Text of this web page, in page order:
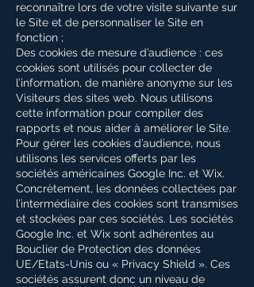
reconnaître lors de votre visite suivante sur
le Site et de personnaliser le Site en
fonction ;
Des cookies de mesure d’audience : ces
cookies sont utilisés pour collecter de
l’information, de manière anonyme sur les
Visiteurs des sites web. Nous utilisons
cette information pour compiler des
rapports et nous aider à améliorer le Site.
Pour gérer les cookies d’audience, nous
utilisons les services offerts par les
sociétés américaines Google Inc. et Wix.
Concrètement, les données collectées par
l’intermédiaire des cookies sont transmises
et stockées par ces sociétés. Les sociétés
Google Inc. et Wix sont adhérentes au
Bouclier de Protection des données
UE/Etats-Unis ou « Privacy Shield ». Ces
sociétés assurent donc un niveau de